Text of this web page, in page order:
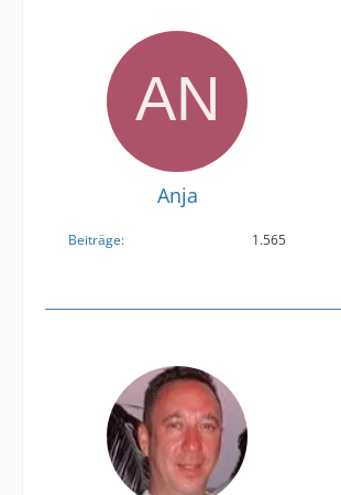
Anja
Beiträge 1.565